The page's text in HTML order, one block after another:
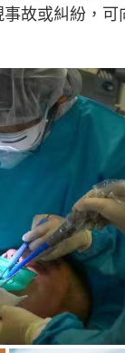
故或糾紛，可